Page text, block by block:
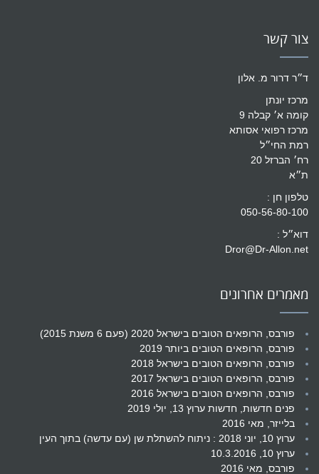
צור קשר
ד״ר דרור מ. אלון
מרכז יונתן
קומה א׳ קבלה 9
מרכז רפואי אסותא
רמת החי״ל
רח׳ הברזל 20
ת״א
טלפון חן :
050-56-80-100
דוא״ל :
Dror@Dr-Allon.net
מאמרים אחרונים
פורבס, הרופאים הטובים בישראל 2020 (פעם 6 משנת 2015)
פורבס, הרופאים הטובים ביותר 2019
פורבס, הרופאים הטובים בישראל 2018
פורבס, הרופאים הטובים בישראל 2017
פורבס, הרופאים הטובים בישראל 2016
פנים חדשות, חדשות ערוץ 13, יולי 2019
בלייזר, מאי 2016
ערוץ 10, יוני 2018 : ניתוח להשתלת שן (עם עדשה) בתוך העין
ערוץ 10, 10.3.2016
פורבס, מאי 2016